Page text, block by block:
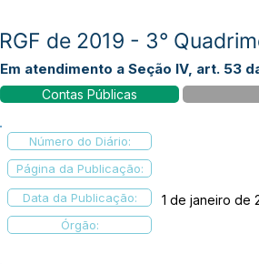
RGF de 2019 - 3°
Em atendimento a Seção IV, art. 53
Contas Públicas
Número do Diário:
Página da Publicação:
Data da Publicação:
1 de janeiro de
Órgão: